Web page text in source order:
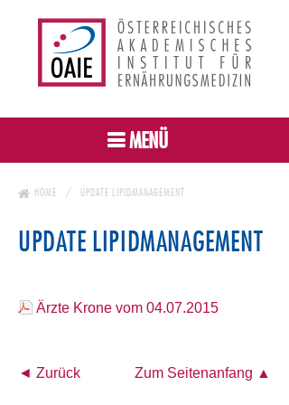
MENÜ
HOME UPDATE LIPIDMANAGEMENT
UPDATE LIPIDMANAGEMENT
Ärzte Krone vom 04.07.2015
◄ Zurück Zum Seitenanfang ▲